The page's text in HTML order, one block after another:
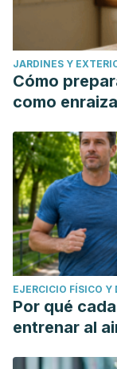
JARDINES Y
Cómo
como
EJERCICIO FÍSICO Y
Por qué
entrenar al